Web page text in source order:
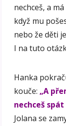
nechceš, a
když mu
nebo že děti
I na tuto
Hanka
kouče: „A
nechceš
Jolana se